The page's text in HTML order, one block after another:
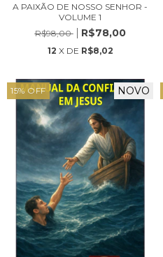
A PAIXÃO DE NOSSO SENHOR -
VOLUME 1
R$98,00
R$78,00
12 X DE R$8,02
15% OFF NOVO